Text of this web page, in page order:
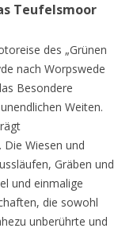
Teufelsmoor
des „Grünen
nach Worpswede
Besondere
Weiten.
Wiesen und
Gräben und
und einmalige
die sowohl
unberührte und